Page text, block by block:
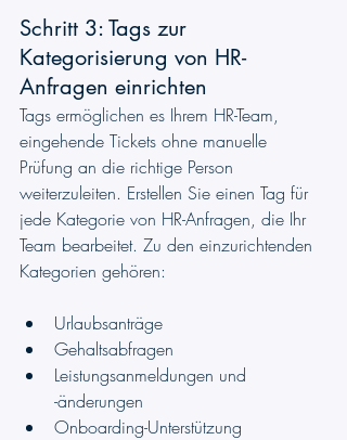
Schritt 3: Tags zur
Kategorisierung von HR-
Anfragen einrichten
Tags ermöglichen es Ihrem HR-Team,
eingehende Tickets ohne manuelle
Prüfung an die richtige Person
weiterzuleiten. Erstellen Sie einen Tag für
jede Kategorie von HR-Anfragen, die Ihr
Team bearbeitet. Zu den einzurichtenden
Kategorien gehören:
Urlaubsanträge
Gehaltsabfragen
Leistungsanmeldungen und
-änderungen
Onboarding-Unterstützung